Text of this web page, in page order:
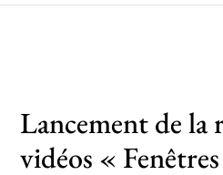
Les ateliers
Communiqués
Lancement de la
vidéos «